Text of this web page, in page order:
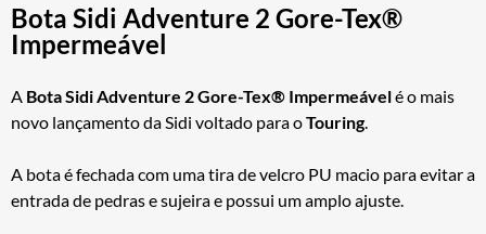
Bota Sidi Adventure 2 Gore-Tex®
Impermeável
A Bota Sidi Adventure 2 Gore-Tex® Impermeávelé o mais
novo lançamento da Sidi voltado para oTouring.
A bota é fechada com uma tira de velcro PU macio para evitar a
entrada de pedras e sujeira e possui um amplo ajuste.